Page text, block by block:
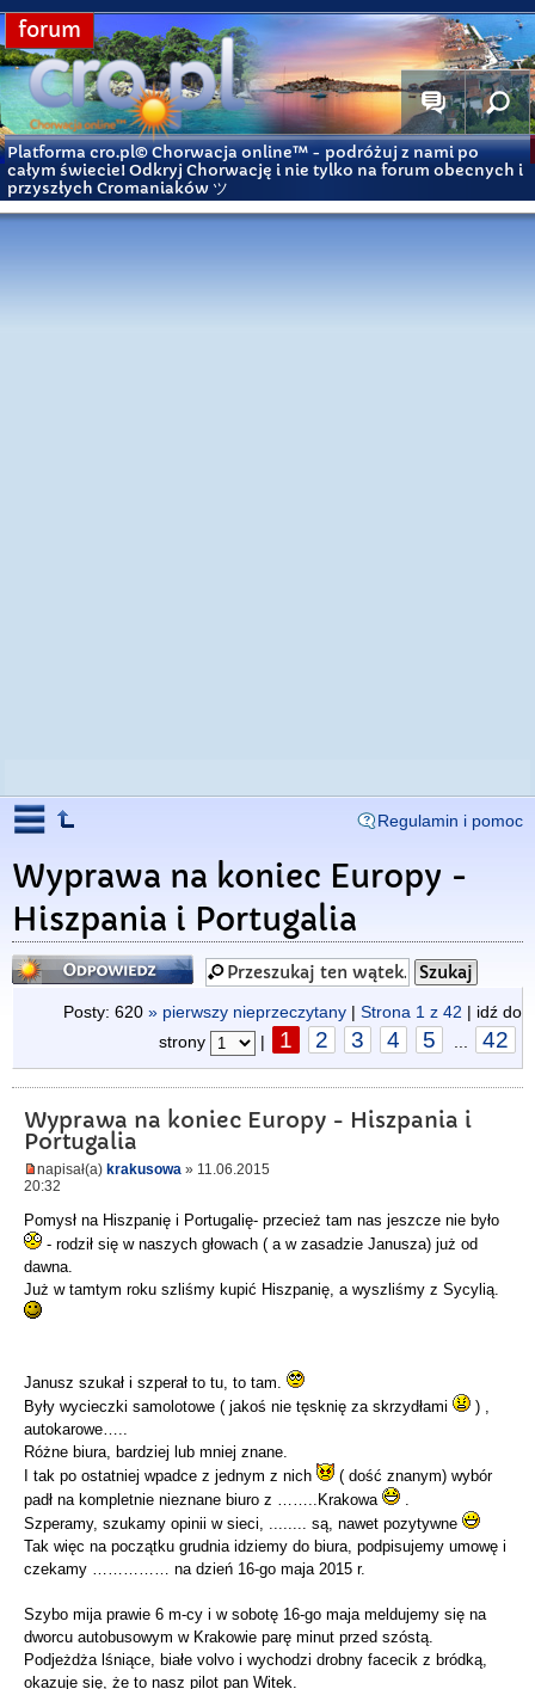
forum
Platforma cro.pl© Chorwacja online™ - podróżuj z nami po
całym świecie! Odkryj Chorwację i nie tylko na forum obecnych i
przyszłych Cromaniaków ツ
Regulamin i pomoc
Wyprawa na koniec Europy -
Hiszpania i Portugalia
Odpowiedz
Posty: 620 » pierwszy nieprzeczytany | Strona 1 z 42 | idź do
strony
| 1 2 3 4 5 42
Wyprawa na koniec Europy - Hiszpania i
Portugalia
napisał(a) krakusowa » 11.06.2015
20:32
Pomysł na Hiszpanię i Portugalię- przecież tam nas jeszcze nie było
- rodził się w naszych głowach ( a w zasadzie Janusza) już od
dawna.
Już w tamtym roku szliśmy kupić Hiszpanię, a wyszliśmy z Sycylią.
Janusz szukał i szperał to tu, to tam.
Były wycieczki samolotowe ( jakoś nie tęsknię za skrzydłami
) ,
autokarowe…..
Różne biura, bardziej lub mniej znane.
I tak po ostatniej wpadce z jednym z nich
( dość znanym) wybór
padł na kompletnie nieznane biuro z ……..Krakowa
.
Szperamy, szukamy opinii w sieci, ........ są, nawet pozytywne
Tak więc na początku grudnia idziemy do biura, podpisujemy umowę i
czekamy …………… na dzień 16-go maja 2015 r.
Szybo mija prawie 6 m-cy i w sobotę 16-go maja meldujemy się na
dworcu autobusowym w Krakowie parę minut przed szóstą.
Podjeżdża lśniące, białe volvo i wychodzi drobny facecik z bródką,
okazuje się, że to nasz pilot pan Witek.